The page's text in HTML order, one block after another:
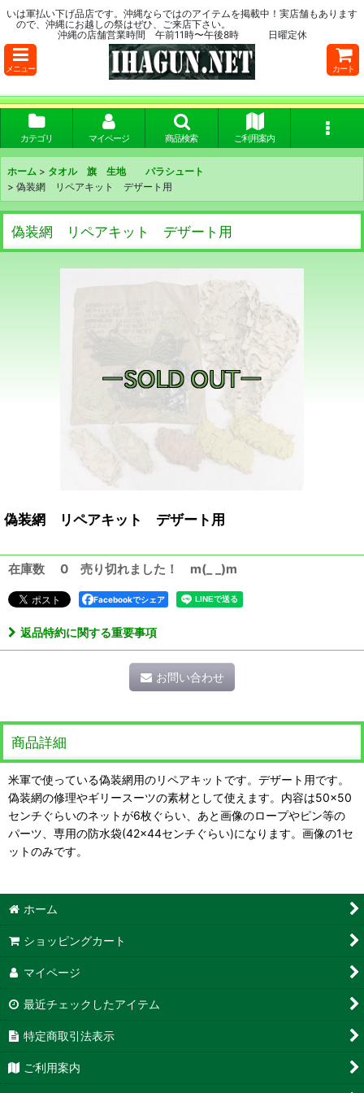
いは軍払い下げ品店です。沖縄ならではのアイテムを掲載中！実店舗もあります
ので、沖縄にお越しの祭はぜひ、ご来店下さい。
沖縄の店舗営業時間 午前11時〜午後8時 日曜定休
メニュー カート
カテゴリ マイページ 商品検索 ご利用案内
ホーム > タオル 旗 生地 パラシュート
> 偽装網 リペアキット デザート用
偽装網 リペアキット デザート用
偽装網 リペアキット デザート用
在庫数 0 売り切れました！ m(_ _)m
Facebookでシェア
返品特約に関する重要事項
お問い合わせ
商品詳細
米軍で使っている偽装網用のリペアキットです。デザート用です。
偽装網の修理やギリースーツの素材として使えます。内容は50×50
センチぐらいのネットが6枚ぐらい、あと画像のロープやピン等の
パーツ、専用の防水袋(42×44センチぐらい)になります。画像の1セ
ットのみです。
ホーム
ショッピングカート
マイページ
最近チェックしたアイテム
特定商取引法表示
ご利用案内